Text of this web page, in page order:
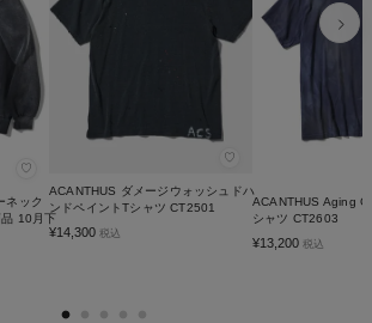
♡
ネック
10月下
♡
ACANTHUS ダメージウォッシュドハ
ンドペイントTシャツ CT2501
¥14,300 税込
ACANTHUS Aging
シャツ CT2603
¥13,200 税込